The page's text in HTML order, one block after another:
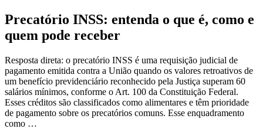
Precatório INSS: entenda o que é, como e
quem pode receber
Resposta direta: o precatório INSS é uma requisição judicial de
pagamento emitida contra a União quando os valores retroativos de
um benefício previdenciário reconhecido pela Justiça superam 60
salários mínimos, conforme o Art. 100 da Constituição Federal.
Esses créditos são classificados como alimentares e têm prioridade
de pagamento sobre os precatórios comuns. Esse enquadramento
como …